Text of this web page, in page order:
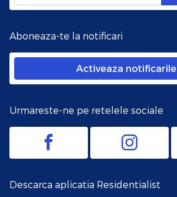
Aboneaza-te la notificari
Activeaza notificarile
Urmareste-ne pe retelele sociale
Descarca aplicatia Residentialist